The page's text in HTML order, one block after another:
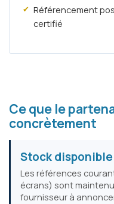
Référencement
certifié
Ce que le
concrètement
Stock
Les références
écrans) sont
fournisseur à